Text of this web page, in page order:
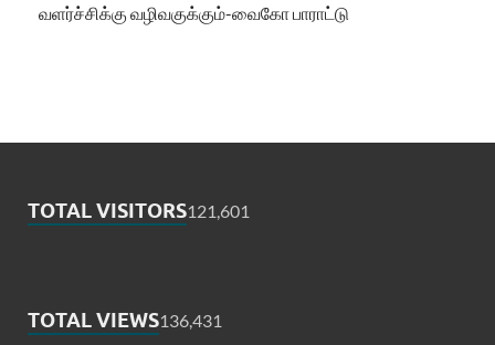
வளர்ச்சிக்கு வழிவகுக்கும்-வைகோ பாராட்டு
TOTAL VISITORS121,601
TOTAL VIEWS136,431